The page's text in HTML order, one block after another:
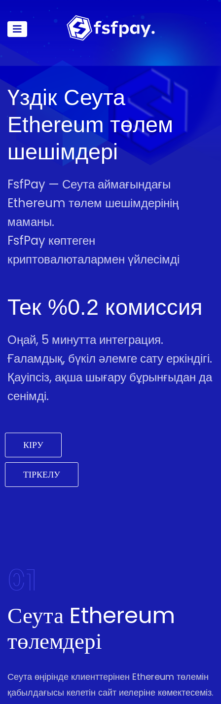
Үздік Сеута
Ethereum төлем
шешімдері
FsfPay — Сеута аймағындағы
Ethereum төлем шешімдерінің
маманы.
FsfPay көптеген
криптовалюталармен үйлесімді
Тек %0.2 комиссия
Оңай, 5 минутта интеграция.
Ғаламдық, бүкіл әлемге сату еркіндігі.
Қауіпсіз, ақша шығару бұрынғыдан да
сенімді.
КІРУ
ТІРКЕЛУ
01
Сеута Ethereum
төлемдері
Сеута өңірінде клиенттерінен Ethereum төлемін
қабылдағысы келетін сайт иелеріне көмектесеміз.